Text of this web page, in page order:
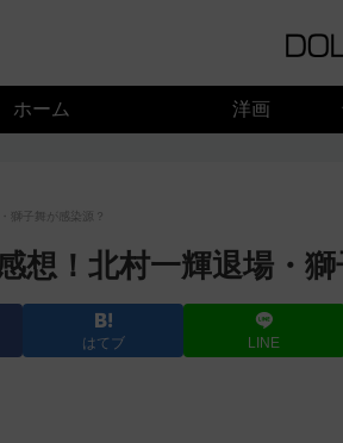
ホーム 洋画
獅子舞が感染源？
想！北村一輝退場・
はてブ LINE